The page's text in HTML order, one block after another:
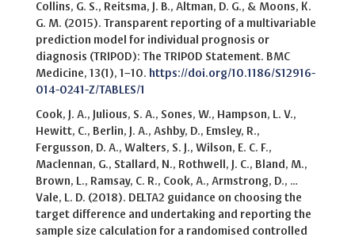
Collins, G. S., Reitsma, J. B., Altman, D. G., & Moons, K.
G. M. (2015). Transparent reporting of a multivariable
prediction model for individual prognosis or
diagnosis (TRIPOD): The TRIPOD Statement. BMC
Medicine, 13(1), 1–10. https://doi.org/10.1186/S12916-
014-0241-Z/TABLES/1
Cook, J. A., Julious, S. A., Sones, W., Hampson, L. V.,
Hewitt, C., Berlin, J. A., Ashby, D., Emsley, R.,
Fergusson, D. A., Walters, S. J., Wilson, E. C. F.,
Maclennan, G., Stallard, N., Rothwell, J. C., Bland, M.,
Brown, L., Ramsay, C. R., Cook, A., Armstrong, D., …
Vale, L. D. (2018). DELTA2 guidance on choosing the
target difference and undertaking and reporting the
sample size calculation for a randomised controlled